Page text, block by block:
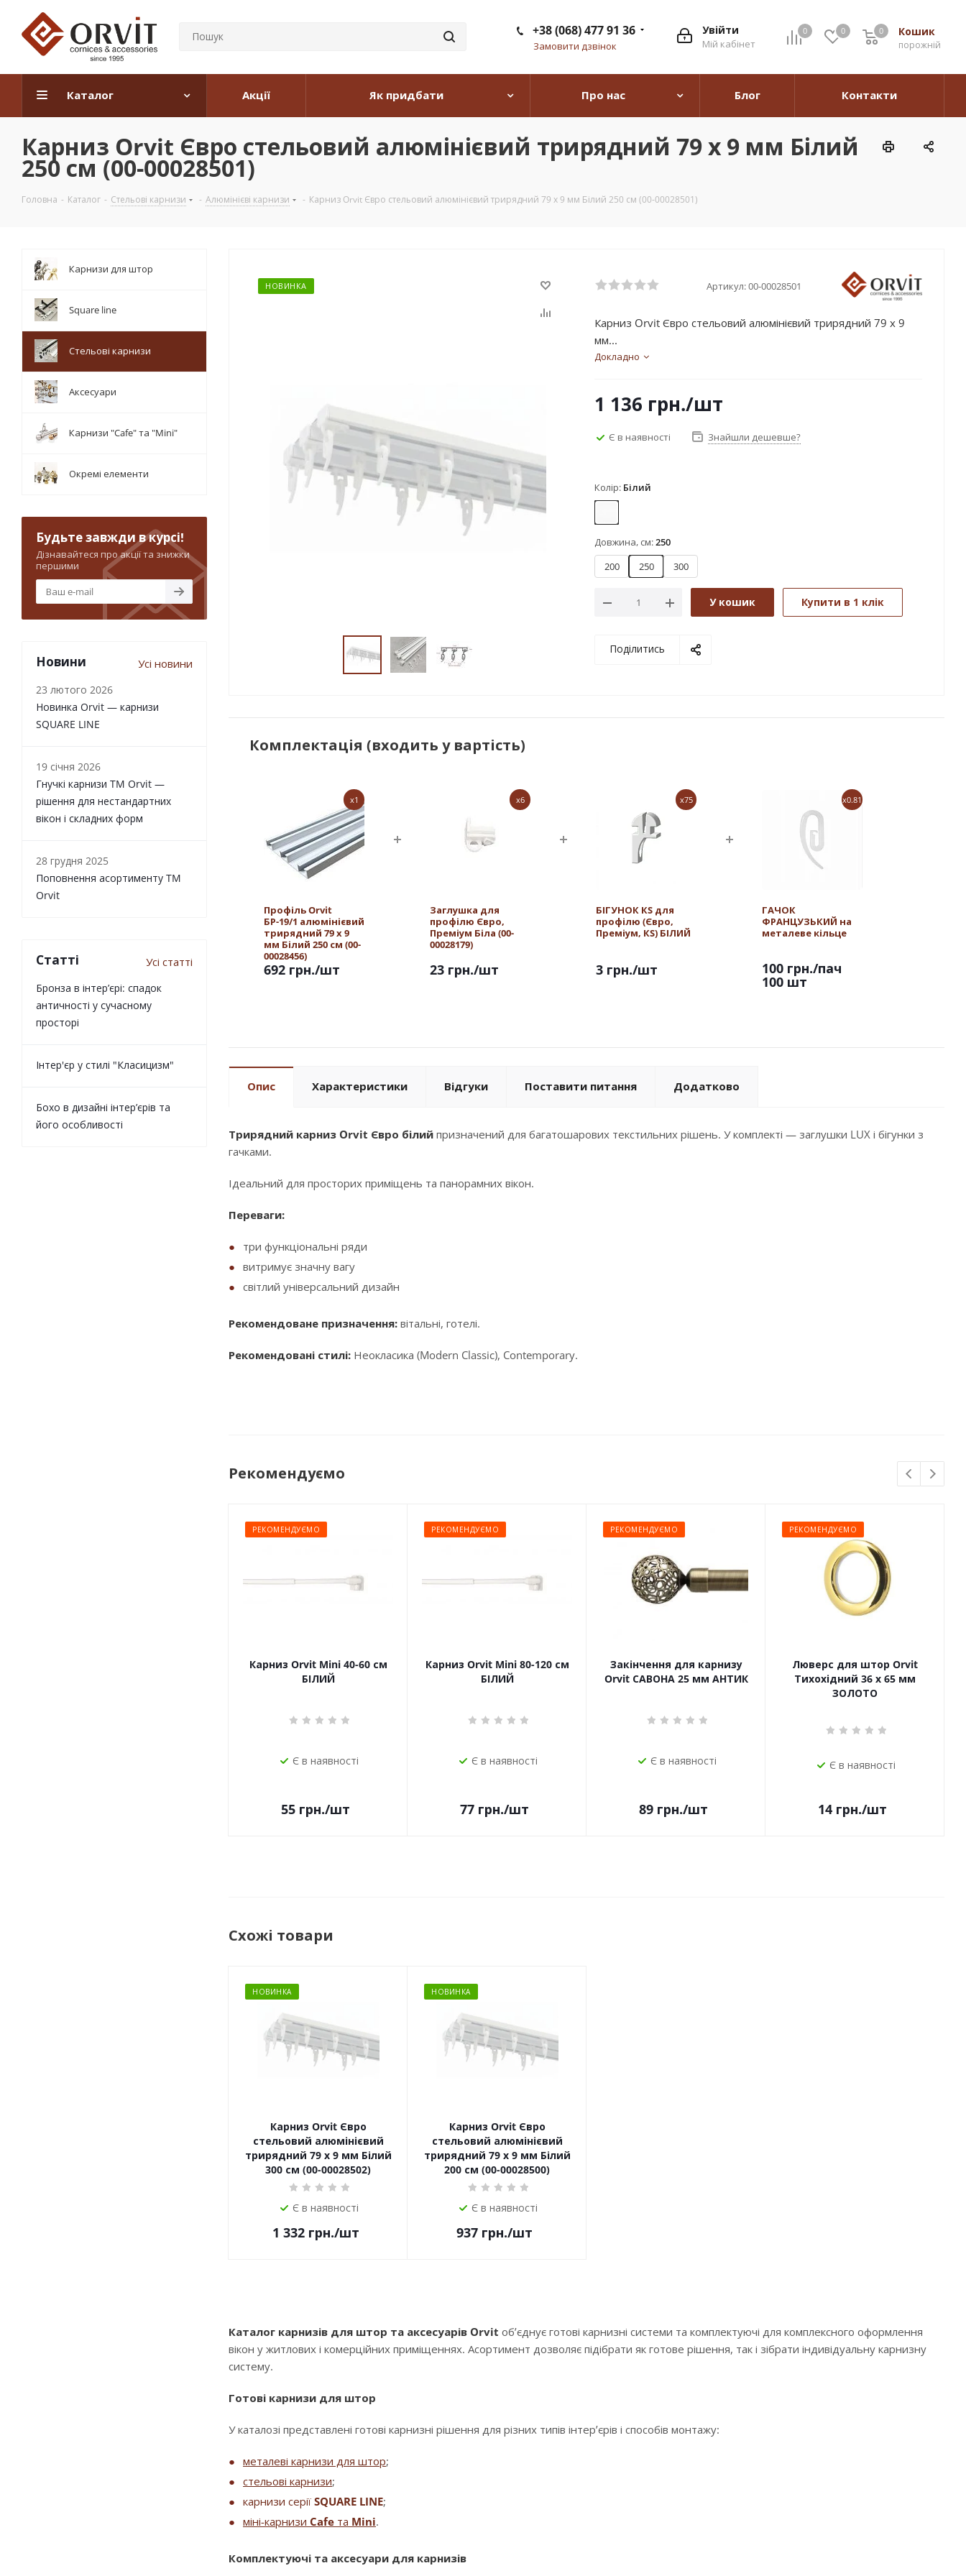
0 0 Кошик
0
порожній
0
Увійти
Мій кабінет
+38 (068) 477 91 36
Замовити дзвінок
Каталог Акції Як придбати Про нас Блог Контакти
Карниз Orvit Євро стельовий алюмінієвий трирядний 79 х 9 мм Білий
250 см (00-00028501)
Головна - Каталог - Стельові карнизи - Алюмінієві карнизи - Карниз Orvit Євро стельовий алюмінієвий трирядний 79 х 9 мм Білий 250 см (00-00028501)
НОВИНКА Артикул:00-00028501
Карниз Orvit Євро стельовий алюмінієвий трирядний 79 х 9
мм...
Докладно
1 136 грн./шт
Є в наявності Знайшли дешевше?
Колір: Білий
Білий
Довжина, см:250
200
250 300
У кошик Купити в 1 клік
Поділитись
Комплектація (входить у вартість)
x1
Профіль Orvit
БР-19/1 алюмінієвий
трирядний 79 х 9
мм Білий 250 см (00-
00028456)
692 грн./шт
x6
Заглушка для
профілю Євро,
Преміум Біла (00-
00028179)
23 грн./шт
x75
БІГУНОК КS для
профілю (Євро,
Преміум, КS) БІЛИЙ
3 грн./шт
x0.81
ГАЧОК
ФРАНЦУЗЬКИЙ на
металеве кільце
100 грн./пач
100 шт
Опис Характеристики Відгуки Поставити питання Додатково
Трирядний карниз Orvit Євро білий призначений для багатошарових текстильних рішень. У комплекті — заглушки LUX і бігунки з
гачками.
Ідеальний для просторих приміщень та панорамних вікон.
Переваги:
три функціональні ряди
витримує значну вагу
світлий універсальний дизайн
Рекомендоване призначення: вітальні, готелі.
Рекомендовані стилі: Неокласика (Modern Classic), Contemporary.
Рекомендуємо
РЕКОМЕНДУЄМО
Карниз Orvit Mini 40-60 см
БІЛИЙ
Є в наявності
55 грн./шт
РЕКОМЕНДУЄМО
Карниз Orvit Mini 80-120 см
БІЛИЙ
Є в наявності
77 грн./шт
РЕКОМЕНДУЄМО
Закінчення для карнизу
Orvit САВОНА 25 мм АНТИК
Є в наявності
89 грн./шт
РЕКОМЕНДУЄМО
Люверс для штор Orvit
Тихохідний 36 х 65 мм
ЗОЛОТО
Є в наявності
14 грн./шт
Схожі товари
НОВИНКА
Карниз Orvit Євро
стельовий алюмінієвий
трирядний 79 х 9 мм Білий
300 см (00-00028502)
Є в наявності
1 332грн./шт
НОВИНКА
Карниз Orvit Євро
стельовий алюмінієвий
трирядний 79 х 9 мм Білий
200 см (00-00028500)
Є в наявності
937 грн./шт
Каталог карнизів для штор та аксесуарів Orvit об’єднує готові карнизні системи та комплектуючі для комплексного оформлення
вікон у житлових і комерційних приміщеннях. Асортимент дозволяє підібрати як готове рішення, так і зібрати індивідуальну карнизну
систему.
Готові карнизи для штор
У каталозі представлені готові карнизні рішення для різних типів інтер’єрів і способів монтажу:
металеві карнизи для штор;
стельові карнизи;
карнизи серії SQUARE LINE;
міні-карнизи Cafe та Mini.
Комплектуючі та аксесуари для карнизів
Карнизи для штор
Square line
Стельові карнизи
Аксесуари
Карнизи "Cafe" та "Mini"
Окремі елементи
Будьте завжди в курсі!
Дізнавайтеся про акції та знижки
першими
Новини Усі новини
23 лютого 2026
Новинка Orvit — карнизи
SQUARE LINE
19 січня 2026
Гнучкі карнизи TM Orvit —
рішення для нестандартних
вікон і складних форм
28 грудня 2025
Поповнення асортименту TM
Orvit
Статті Усі статті
Бронза в інтер’єрі: спадок
античності у сучасному
просторі
Інтер'єр у стилі "Класицизм"
Бохо в дизайні інтер’єрів та
його особливості